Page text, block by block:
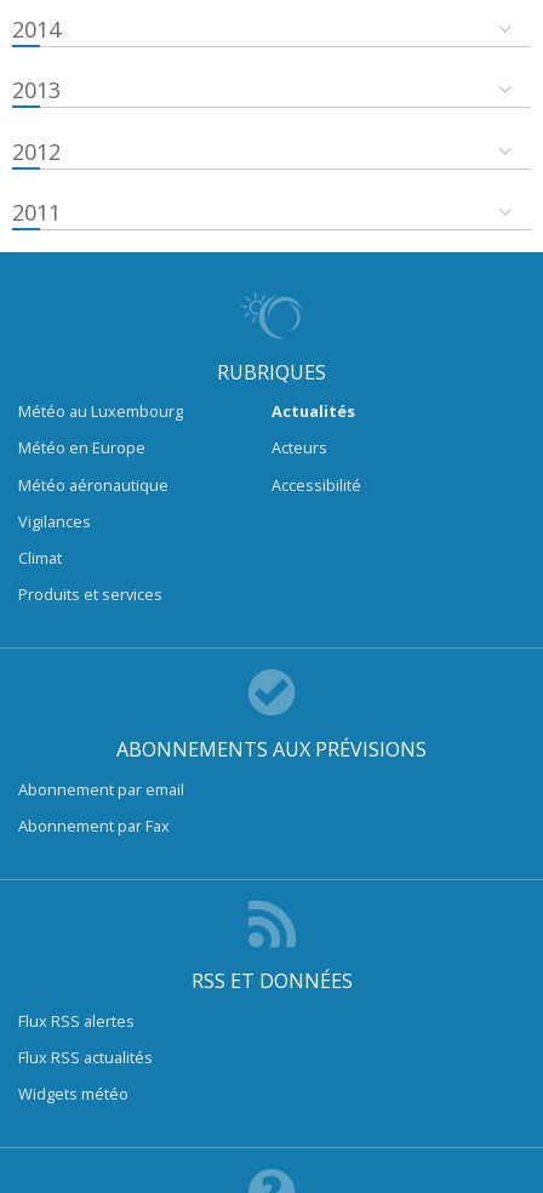
2014
2013
2012
2011
RUBRIQUES
Météo au Luxembourg
Météo en Europe
Météo aéronautique
Vigilances
Climat
Produits et services
Actualités
Acteurs
Accessibilité
ABONNEMENTS AUX PRÉVISIONS
Abonnement par email
Abonnement par Fax
RSS ET DONNÉES
Flux RSS alertes
Flux RSS actualités
Widgets météo